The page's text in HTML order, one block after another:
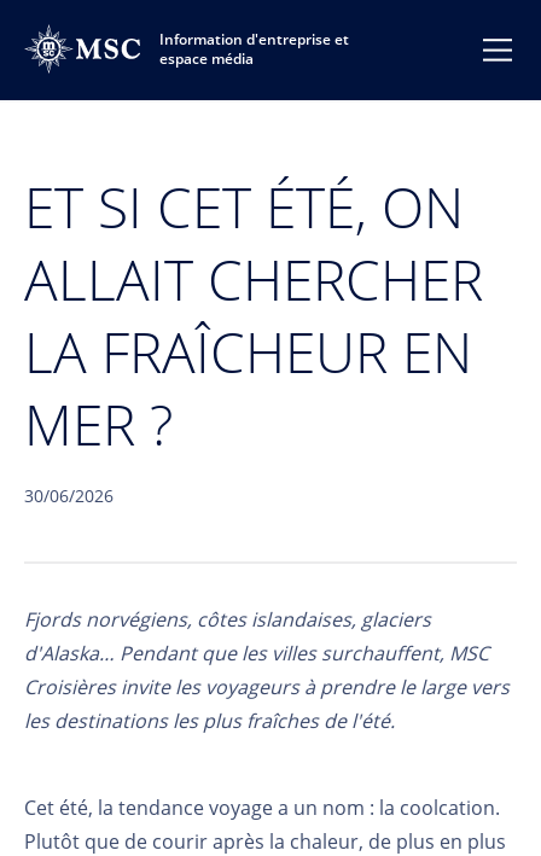
Information d'entreprise et
espace média
ET SI CET ÉTÉ, ON
ALLAIT CHERCHER
LA FRAÎCHEUR EN
MER ?
30/06/2026
Fjords norvégiens, côtes islandaises, glaciers
d'Alaska… Pendant que les villes surchauffent, MSC
Croisières invite les voyageurs à prendre le large vers
les destinations les plus fraîches de l'été.
Cet été, la tendance voyage a un nom : la coolcation.
Plutôt que de courir après la chaleur, de plus en plus